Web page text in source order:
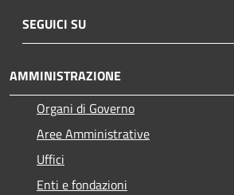
SEGUICI SU
AMMINISTRAZIONE
Organi di Governo
Aree Amministrative
Uffici
Enti e fondazioni